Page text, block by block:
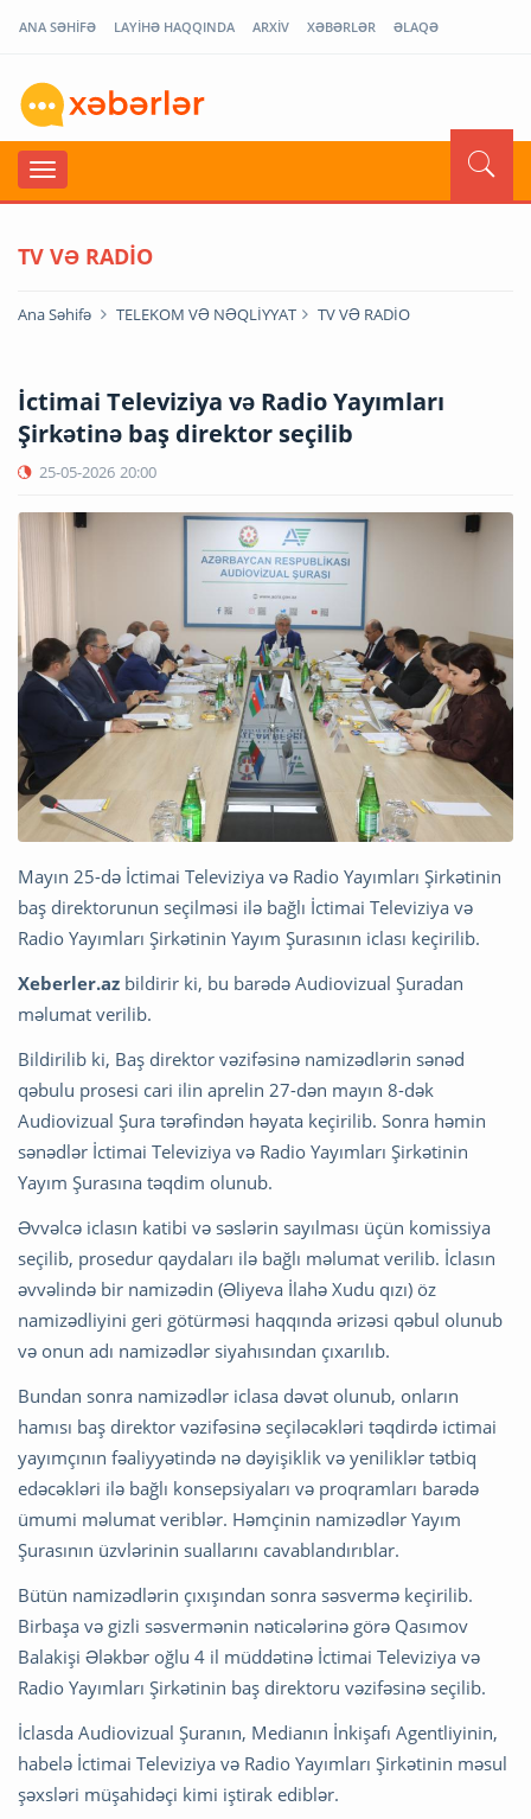
ANA SƏHİFƏ LAYİHƏ HAQQINDA ARXİV XƏBƏRLƏR ƏLAQƏ
TV VƏ RADİO
Ana Səhifə TELEKOM VƏ NƏQLİYYAT TV VƏ RADİO
İctimai Televiziya və Radio Yayımları
Şirkətinə baş direktor seçilib
25-05-2026 20:00
Mayın 25-də İctimai Televiziya və Radio Yayımları Şirkətinin
baş direktorunun seçilməsi ilə bağlı İctimai Televiziya və
Radio Yayımları Şirkətinin Yayım Şurasının iclası keçirilib.
Xeberler.az bildirir ki, bu barədə Audiovizual Şuradan
məlumat verilib.
Bildirilib ki, Baş direktor vəzifəsinə namizədlərin sənəd
qəbulu prosesi cari ilin aprelin 27-dən mayın 8-dək
Audiovizual Şura tərəfindən həyata keçirilib. Sonra həmin
sənədlər İctimai Televiziya və Radio Yayımları Şirkətinin
Yayım Şurasına təqdim olunub.
Əvvəlcə iclasın katibi və səslərin sayılması üçün komissiya
seçilib, prosedur qaydaları ilə bağlı məlumat verilib. İclasın
əvvəlində bir namizədin (Əliyeva İlahə Xudu qızı) öz
namizədliyini geri götürməsi haqqında ərizəsi qəbul olunub
və onun adı namizədlər siyahısından çıxarılıb.
Bundan sonra namizədlər iclasa dəvət olunub, onların
hamısı baş direktor vəzifəsinə seçiləcəkləri təqdirdə ictimai
yayımçının fəaliyyətində nə dəyişiklik və yeniliklər tətbiq
edəcəkləri ilə bağlı konsepsiyaları və proqramları barədə
ümumi məlumat veriblər. Həmçinin namizədlər Yayım
Şurasının üzvlərinin suallarını cavablandırıblar.
Bütün namizədlərin çıxışından sonra səsvermə keçirilib.
Birbaşa və gizli səsvermənin nəticələrinə görə Qasımov
Balakişi Ələkbər oğlu 4 il müddətinə İctimai Televiziya və
Radio Yayımları Şirkətinin baş direktoru vəzifəsinə seçilib.
İclasda Audiovizual Şuranın, Medianın İnkişafı Agentliyinin,
habelə İctimai Televiziya və Radio Yayımları Şirkətinin məsul
şəxsləri müşahidəçi kimi iştirak ediblər.